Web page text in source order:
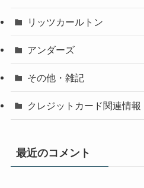
リッツカールトン
アンダーズ
その他・雑記
クレジットカード関連情報
最近のコメント